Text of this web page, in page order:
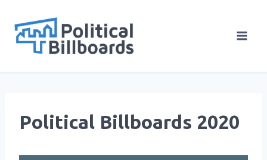
content
Political Billboards 2020